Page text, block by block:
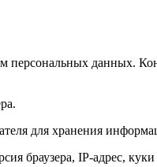
персональных данных.
для хранения
браузера, IP-адрес,